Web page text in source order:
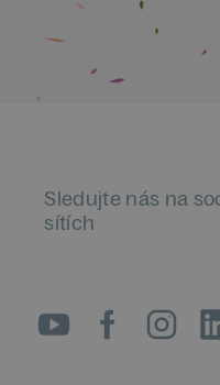
Sledujte nás na
sítích